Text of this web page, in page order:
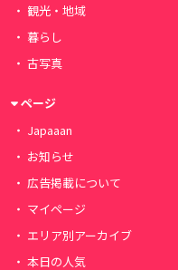
観光・地域
暮らし
古写真
ページ
Japaaan
お知らせ
広告掲載について
マイページ
エリア別アーカイブ
本日の人気